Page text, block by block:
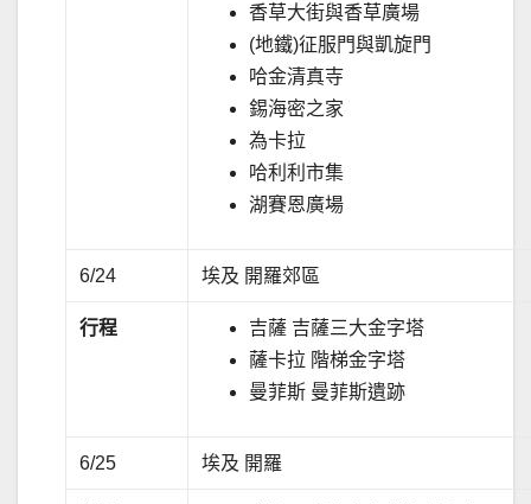
香草大街與香草廣場
(地鐵)征服門與凱旋門
哈金清真寺
錫海密之家
為卡拉
哈利利市集
湖賽恩廣場
6/24 埃及 開羅郊區
行程
吉薩 吉薩三大金字塔
薩卡拉 階梯金字塔
曼菲斯 曼菲斯遺跡
6/25 埃及 開羅